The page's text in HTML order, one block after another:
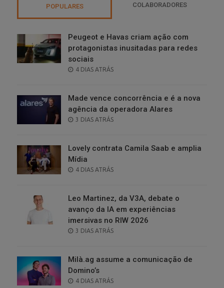
POPULARES COLABORADORES
Peugeot e Havas criam ação com
protagonistas inusitadas para redes
sociais
POSTED
4 DIAS ATRÁS
Made vence concorrência e é a nova
agência da operadora Alares
POSTED
3 DIAS ATRÁS
Lovely contrata Camila Saab e amplia
Mídia
POSTED
4 DIAS ATRÁS
Leo Martinez, da V3A, debate o
avanço da IA em experiências
imersivas no RIW 2026
POSTED
3 DIAS ATRÁS
Milà.ag assume a comunicação de
Domino’s
POSTED
4 DIAS ATRÁS